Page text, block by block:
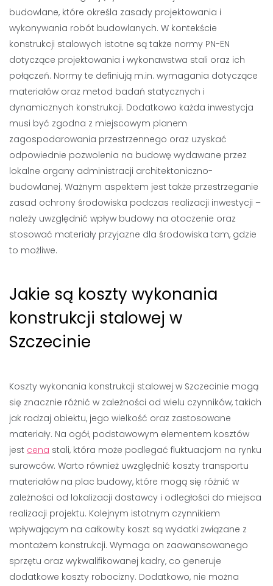
budowlane, które określa zasady projektowania i
wykonywania robót budowlanych. W kontekście
konstrukcji stalowych istotne są także normy PN-EN
dotyczące projektowania i wykonawstwa stali oraz ich
połączeń. Normy te definiują m.in. wymagania dotyczące
materiałów oraz metod badań statycznych i
dynamicznych konstrukcji. Dodatkowo każda inwestycja
musi być zgodna z miejscowym planem
zagospodarowania przestrzennego oraz uzyskać
odpowiednie pozwolenia na budowę wydawane przez
lokalne organy administracji architektoniczno-
budowlanej. Ważnym aspektem jest także przestrzeganie
zasad ochrony środowiska podczas realizacji inwestycji –
należy uwzględnić wpływ budowy na otoczenie oraz
stosować materiały przyjazne dla środowiska tam, gdzie
to możliwe.
Jakie są koszty wykonania
konstrukcji stalowej w
Szczecinie
Koszty wykonania konstrukcji stalowej w Szczecinie mogą
się znacznie różnić w zależności od wielu czynników, takich
jak rodzaj obiektu, jego wielkość oraz zastosowane
materiały. Na ogół, podstawowym elementem kosztów
jest cena stali, która może podlegać fluktuacjom na rynku
surowców. Warto również uwzględnić koszty transportu
materiałów na plac budowy, które mogą się różnić w
zależności od lokalizacji dostawcy i odległości do miejsca
realizacji projektu. Kolejnym istotnym czynnikiem
wpływającym na całkowity koszt są wydatki związane z
montażem konstrukcji. Wymaga on zaawansowanego
sprzętu oraz wykwalifikowanej kadry, co generuje
dodatkowe koszty robocizny. Dodatkowo, nie można